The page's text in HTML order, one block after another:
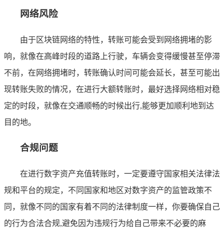
网络风险
由于区块链网络的特性，转账可能会受到网络拥堵的影
响，就像在高峰时段的道路上行驶，车辆会变得缓慢甚至停滞
不前，在网络拥堵时，转账确认时间可能会延长，甚至可能出
现转账失败的情况，在进行大额转账时，最好选择网络相对稳
定的时段，就像在交通顺畅的时候出行,能够更加顺利地到达
目的地。
合规问题
在进行数字资产充值转账时，一定要遵守国家相关法律法
规和平台的规定，不同国家和地区对数字资产的监管政策不
同，就像不同的国家有着不同的法律制度一样，你要确保自己
的行为合法合规,避免因为违规行为给自己带来不必要的麻